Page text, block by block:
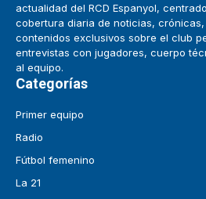
actualidad del RCD Espanyol,
cobertura diaria de noticias,
contenidos exclusivos sobre el club
entrevistas con jugadores, cuerpo
al equipo.
Categorías
Primer equipo
Radio
Fútbol femenino
La 21